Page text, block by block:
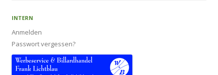
INTERN
Anmelden
Passwort vergessen?